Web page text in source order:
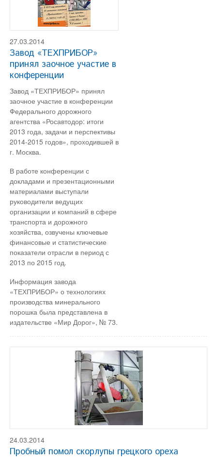
27.03.2014
Завод «ТЕХПРИБОР»
принял заочное участие в
конференции
Завод «ТЕХПРИБОР» принял
заочное участие в конференции
Федерального дорожного
агентства «Росавтодор: итоги
2013 года, задачи и перспективы
2014-2015 годов», проходившей в
г. Москва.
В работе конференции с
докладами и презентационными
материалами выступали
руководители ведущих
организации и компаний в сфере
транспорта и дорожного
хозяйства, озвучены ключевые
финансовые и статистические
показатели отрасли в период с
2013 по 2015 год.
Информация завода
«ТЕХПРИБОР» о технологиях
производства минерального
порошка была представлена в
издательстве «Мир Дорог», № 73.
24.03.2014
Пробный помол скорлупы грецкого ореха